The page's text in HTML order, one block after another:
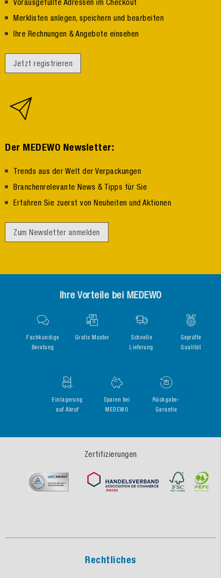
Vorausgefüllte Adressen im Checkout
Merklisten anlegen, speichern und bearbeiten
Ihre Rechnungen & Angebote einsehen
Jetzt registrieren
Der MEDEWO Newsletter:
Trends aus der Welt der Verpackungen
Branchenrelevante News & Tipps für Sie
Erfahren Sie zuerst von Neuheiten und Aktionen
Zum Newsletter anmelden
Ihre Vorteile bei MEDEWO
Fachkundige
Beratung
Gratis Muster
Schnelle
Lieferung
Geprüfte
Qualität
Einlagerung
auf Abruf
Sparen bei
MEDEWO
Rückgabe-
Garantie
Zertifizierungen
Rechtliches